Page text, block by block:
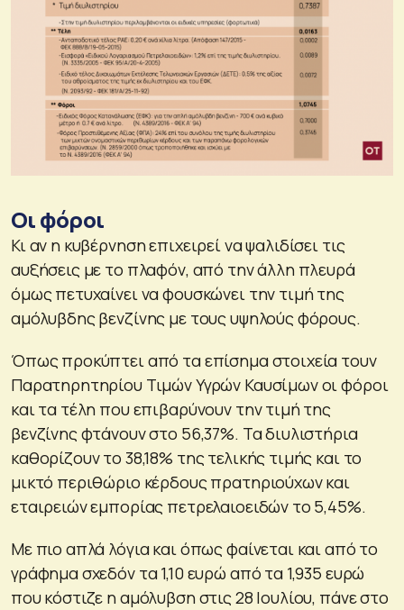
Οι φόροι
Κι αν η κυβέρνηση επιχειρεί να ψαλιδίσει τις
αυξήσεις με το πλαφόν, από την άλλη πλευρά
όμως πετυχαίνει να φουσκώνει την τιμή της
αμόλυβδης βενζίνης με τους υψηλούς φόρους.
Όπως προκύπτει από τα επίσημα στοιχεία τουν
Παρατηρητηρίου Τιμών Υγρών Καυσίμων οι φόροι
και τα τέλη που επιβαρύνουν την τιμή της
βενζίνης φτάνουν στο 56,37%. Τα διυλιστήρια
καθορίζουν το 38,18% της τελικής τιμής και το
μικτό περιθώριο κέρδους πρατηριούχων και
εταιρειών εμπορίας πετρελαιοειδών το 5,45%.
Με πιο απλά λόγια και όπως φαίνεται και από το
γράφημα σχεδόν τα 1,10 ευρώ από τα 1,935 ευρώ
που κόστιζε η αμόλυβση στις 28 Ιουλίου, πάνε στο